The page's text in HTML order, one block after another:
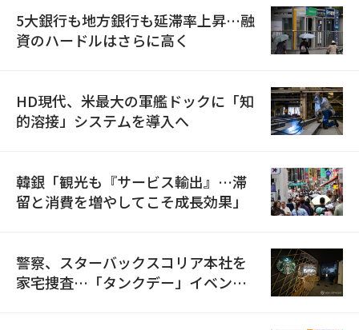
5大銀行も地方銀行も延滞率上昇…融
資のハードルはさらに高く
HD現代、米最大の軍艦ドックに「知
的溶接」システムを導入へ
韓銀「観光も『サービス輸出』…滞
留と消費を増やしてこそ成長効果」
警察、スターバックスコリア本社を
家宅捜査…「タンクデー」イベント